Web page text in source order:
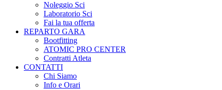
Noleggio Sci
Laboratorio Sci
Fai la tua offerta
REPARTO GARA
Bootfitting
ATOMIC PRO CENTER
Contratti Atleta
CONTATTI
Chi Siamo
Info e Orari